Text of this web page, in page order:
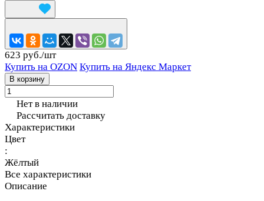
623 руб./шт
Купить на OZON Купить на Яндекс Маркет
В корзину
Нет в наличии
Рассчитать доставку
Характеристики
Цвет
:
Жёлтый
Все характеристики
Описание